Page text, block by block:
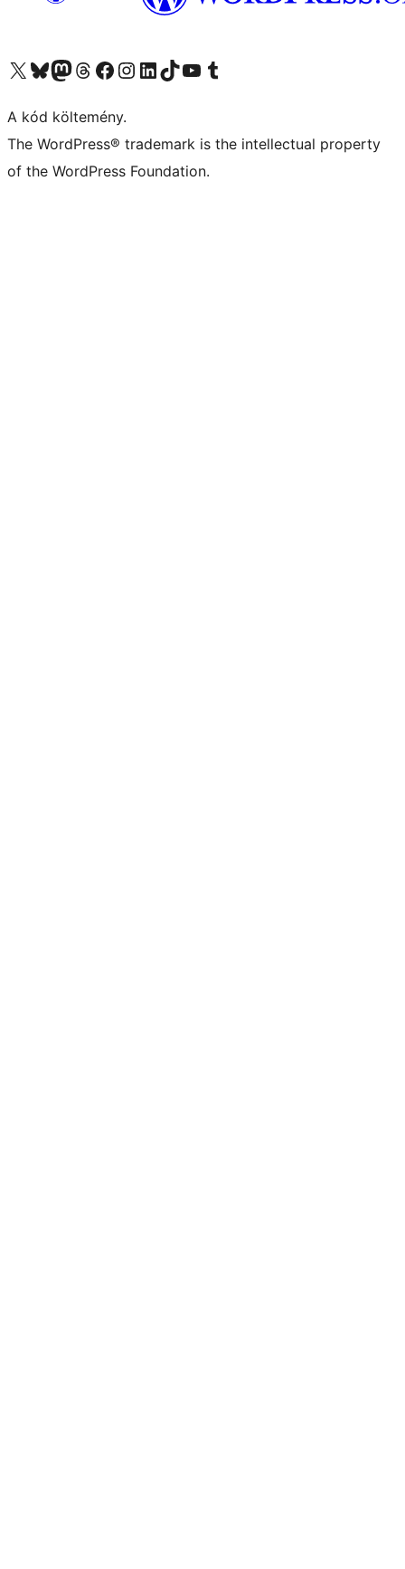
Visit our X (formerly Twitter) account
Visit our Bluesky account
Twitter csatornánk
Visit our Threads account
Facebook oldalunk megtekintése
Visit our Instagram account
Visit our LinkedIn account
Visit our TikTok account
Visit our YouTube channel
Visit our Tumblr account
A kód költemény.
The WordPress® trademark is the intellectual property
of the WordPress Foundation.